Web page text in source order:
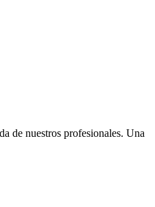
de nuestros profesionales. Una